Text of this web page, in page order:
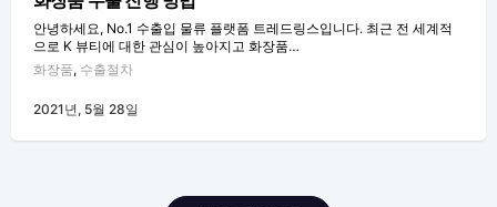
안녕하세요, No.1 수출입 물류 플랫폼 트레드링스입니다. 최근 전 세계적
으로 K 뷰티에 대한 관심이 높아지고 화장품…
화장품, 수출절차
2021년, 5월 28일